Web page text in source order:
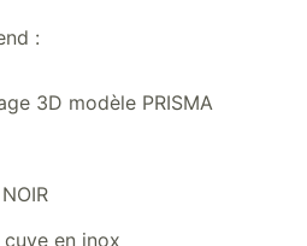
:
3D modèle PRISMA
en inox